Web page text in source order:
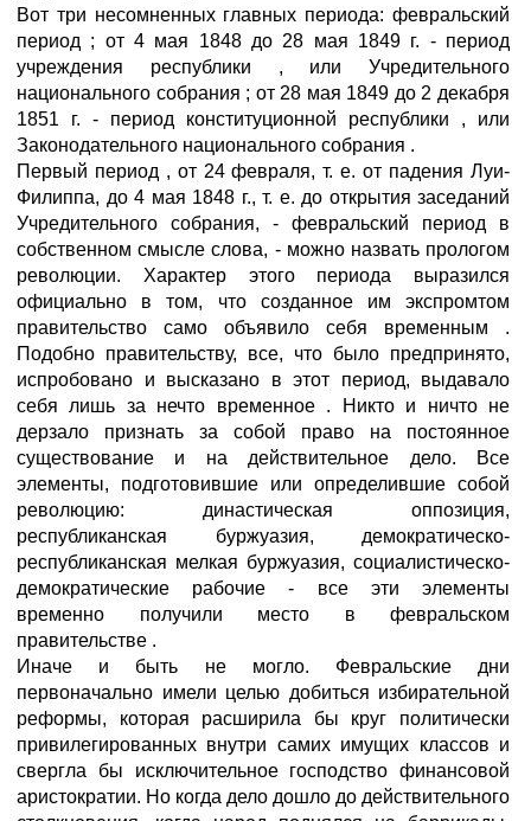
Вот три несомненных главных периода: февральский
период ; от 4 мая 1848 до 28 мая 1849 г. - период
учреждения республики , или Учредительного
национального собрания ; от 28 мая 1849 до 2 декабря
1851 г. - период конституционной республики , или
Законодательного национального собрания .
Первый период , от 24 февраля, т. е. от падения Луи-
Филиппа, до 4 мая 1848 г., т. е. до открытия заседаний
Учредительного собрания, - февральский период в
собственном смысле слова, - можно назвать прологом
революции. Характер этого периода выразился
официально в том, что созданное им экспромтом
правительство само объявило себя временным .
Подобно правительству, все, что было предпринято,
испробовано и высказано в этот период, выдавало
себя лишь за нечто временное . Никто и ничто не
дерзало признать за собой право на постоянное
существование и на действительное дело. Все
элементы, подготовившие или определившие собой
революцию: династическая оппозиция,
республиканская буржуазия, демократическо-
республиканская мелкая буржуазия, социалистическо-
демократические рабочие - все эти элементы
временно получили место в февральском
правительстве .
Иначе и быть не могло. Февральские дни
первоначально имели целью добиться избирательной
реформы, которая расширила бы круг политически
привилегированных внутри самих имущих классов и
свергла бы исключительное господство финансовой
аристократии. Но когда дело дошло до действительного